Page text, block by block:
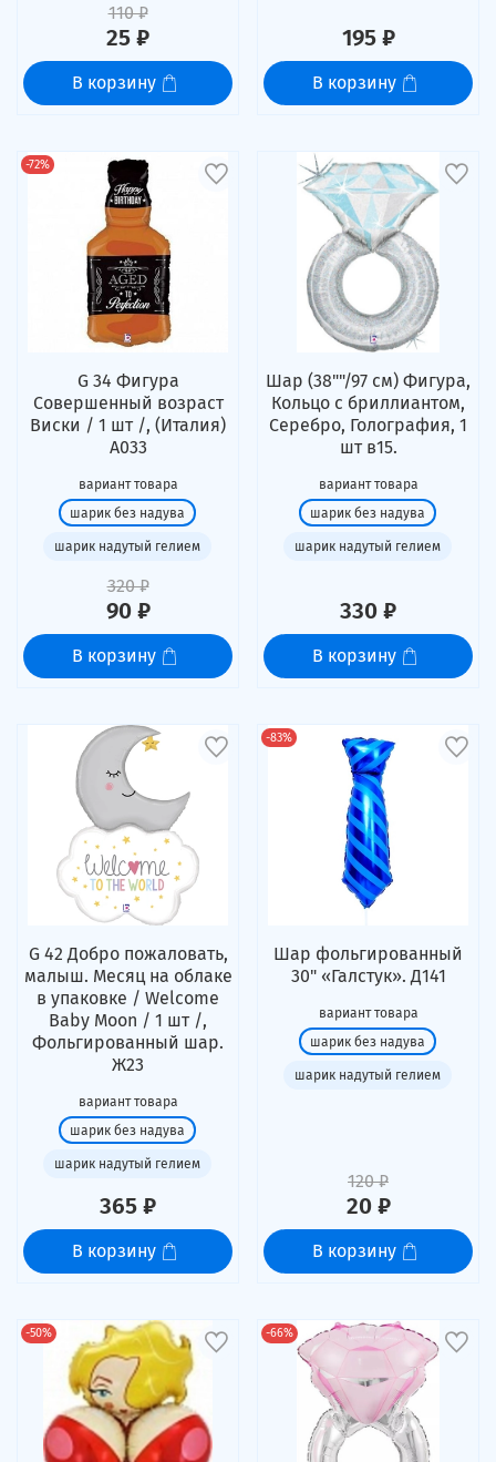
110 ₽
25 ₽
В корзину
195 ₽
В корзину
-72%
G 34 Фигура
Совершенный возраст
Виски / 1 шт /, (Италия)
А033
вариант товара
шарик без надува
шарик надутый гелием
320 ₽
90 ₽
В корзину
Шар (38""/97 см) Фигура,
Кольцо с бриллиантом,
Серебро, Голография, 1
шт в15.
вариант товара
шарик без надува
шарик надутый гелием
330 ₽
В корзину
G 42 Добро пожаловать,
малыш. Месяц на облаке
в упаковке / Welcome
Baby Moon / 1 шт /,
Фольгированный шар.
Ж23
вариант товара
шарик без надува
шарик надутый гелием
365 ₽
В корзину
-83%
Шар фольгированный
30" «Галстук». Д141
вариант товара
шарик без надува
шарик надутый гелием
120 ₽
20 ₽
В корзину
-50% -66%